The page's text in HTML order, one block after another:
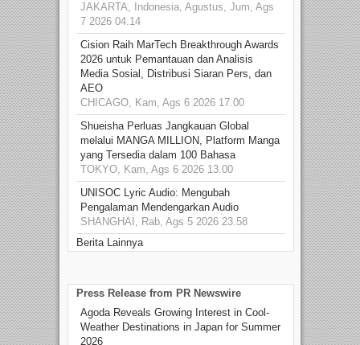
JAKARTA, Indonesia, Agustus, Jum, Ags
7 2026 04.14
Cision Raih MarTech Breakthrough Awards
2026 untuk Pemantauan dan Analisis
Media Sosial, Distribusi Siaran Pers, dan
AEO
CHICAGO, Kam, Ags 6 2026 17.00
Shueisha Perluas Jangkauan Global
melalui MANGA MILLION, Platform Manga
yang Tersedia dalam 100 Bahasa
TOKYO, Kam, Ags 6 2026 13.00
UNISOC Lyric Audio: Mengubah
Pengalaman Mendengarkan Audio
SHANGHAI, Rab, Ags 5 2026 23.58
Berita Lainnya
Press Release from PR Newswire
Agoda Reveals Growing Interest in Cool-
Weather Destinations in Japan for Summer
2026